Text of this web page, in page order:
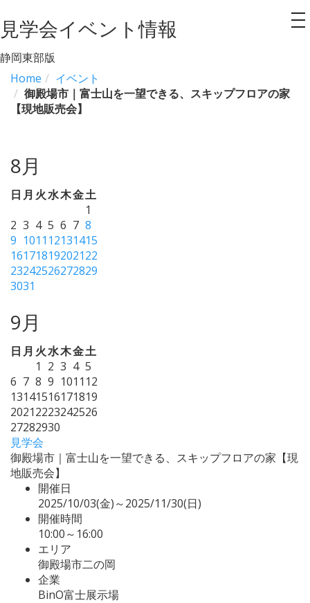
見学会イベント情報
静岡東部版
Home
イベント
御殿場市｜富士山を一望できる、スキップフロアの家
【現地販売会】
8月
日 月 火水木金土
1
2 3 4 5 6 7 8
9 1011 12131415
16171819202122
23242526272829
3031
9月
日 月 火水木金土
1 2 3 4 5
6 7 8 9 1011 12
13141516171819
20212223242526
27282930
見学会
御殿場市｜富士山を一望できる、スキップフロアの家【現
地販売会】
開催日
2025/10/03(金)～2025/11/30(日)
開催時間
10:00～16:00
エリア
御殿場市二の岡
企業
BinO富士展示場